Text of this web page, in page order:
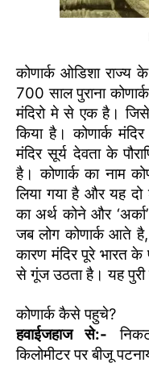
कोणार्क ओडिशा राज्य
700 साल पुराना
मंदिरो मे से एक है।
किया है। कोणार्क
मंदिर सूर्य देवता के
है। कोणार्क का नाम
लिया गया है और यह दो
का अर्थ कोने और
जब लोग कोणार्क आते
कारण मंदिर पूरे भारत
से गूंज उठता है। यह
कोणार्क कैसे पहुचे?
हवाईजहाज से:-
किलोमीटर पर बीजू